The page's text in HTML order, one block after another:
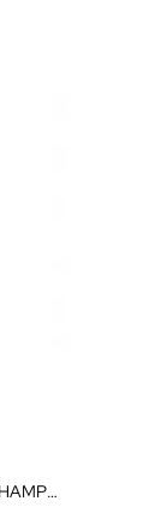
GLACIAL WHITE CAVIAR HYDRA-PURE SHAMPOO 250ML